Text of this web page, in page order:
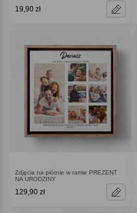
19,90 zł
Zdjęcia na płótnie w ramie PREZENT
NA URODZINY
129,90 zł